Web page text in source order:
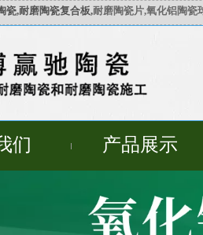
瓷,耐磨陶瓷复合板,耐磨陶瓷片,氧化铝陶瓷
们 产品展示